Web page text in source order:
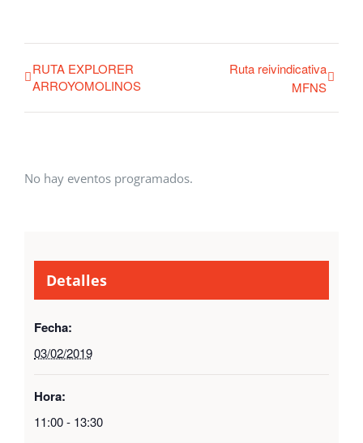
RUTA EXPLORER
ARROYOMOLINOS
Ruta reivindicativa
MFNS
No hay eventos programados.
Detalles
Fecha:
03/02/2019
Hora:
11:00 - 13:30